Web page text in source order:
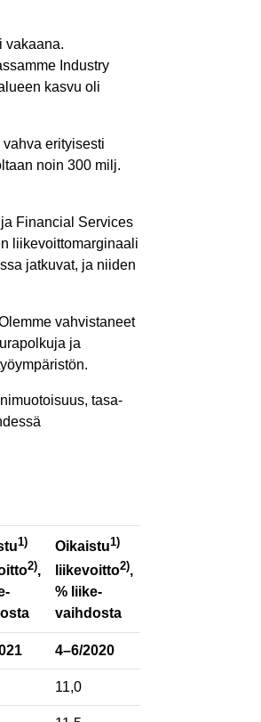
vakaana.
Industry
kasvu oli
erityisesti
noin 300 milj.
Financial Services
liikevoittomarginaali
jatkuvat, ja niiden
vahvistaneet
ja
tasa-
1)
2),
Oikaistu1)
liikevoitto2),
% liike-
vaihdosta
4–6/2020
11,0